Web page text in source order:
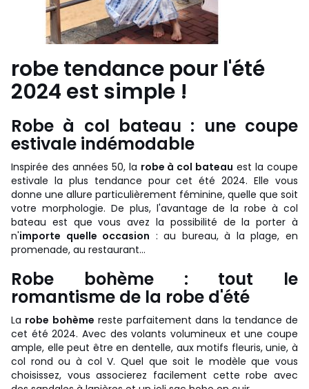
robe tendance pour l'été
2024 est simple !
Robe à col bateau : une coupe
estivale indémodable
Inspirée des années 50, la robe à col bateau est la coupe
estivale la plus tendance pour cet été 2024. Elle vous
donne une allure particulièrement féminine, quelle que soit
votre morphologie. De plus, l'avantage de la robe à col
bateau est que vous avez la possibilité de la porter à
n'importe quelle occasion : au bureau, à la plage, en
promenade, au restaurant...
Robe bohème : tout le
romantisme de la robe d'été
La robe bohème reste parfaitement dans la tendance de
cet été 2024. Avec des volants volumineux et une coupe
ample, elle peut être en dentelle, aux motifs fleuris, unie, à
col rond ou à col V. Quel que soit le modèle que vous
choisissez, vous associerez facilement cette robe avec